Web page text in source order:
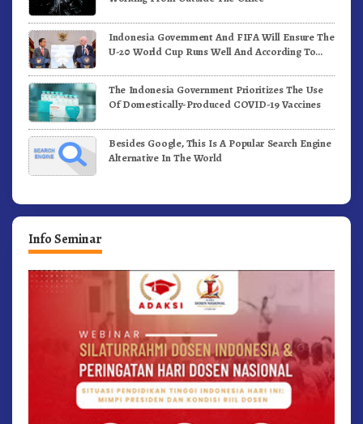
Indonesia Government And FIFA Will Ensure The
U-20 World Cup Runs Well And According To
The Indonesia Government Prioritizes The Use
Of Domestically-Produced COVID-19 Vaccines
Besides Google, This Is A Popular Search Engine
Alternative In The World
Info Seminar